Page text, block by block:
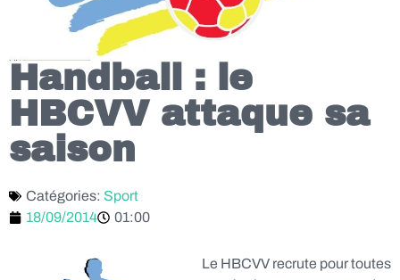
Handball : le
HBCVV attaque sa
saison
Catégories: Sport
18/09/2014
01:00
Le HBCVV recrute pour toutes